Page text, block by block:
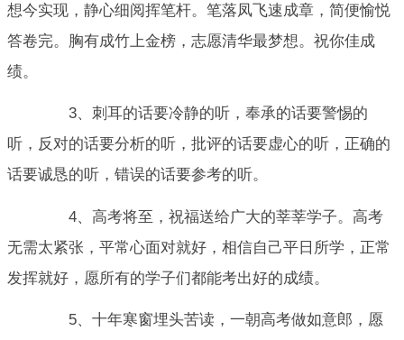
想今实现，静心细阅挥笔杆。笔落凤飞速成章，简便愉悦
答卷完。胸有成竹上金榜，志愿清华最梦想。祝你佳成
绩。
3、刺耳的话要冷静的听，奉承的话要警惕的
听，反对的话要分析的听，批评的话要虚心的听，正确的
话要诚恳的听，错误的话要参考的听。
4、高考将至，祝福送给广大的莘莘学子。高考
无需太紧张，平常心面对就好，相信自己平日所学，正常
发挥就好，愿所有的学子们都能考出好的成绩。
5、十年寒窗埋头苦读，一朝高考做如意郎，愿